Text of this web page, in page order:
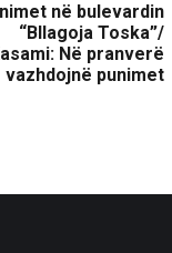
në bulevardin
“Bllagoja Toska”/
Në pranverë
vazhdojnë punimet